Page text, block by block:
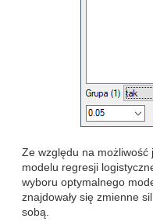
Ze względu na możliwość
modelu regresji
wyboru optymalnego
znajdowały się zmienne
sobą.